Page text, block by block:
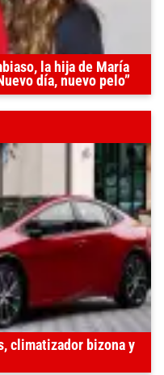
la hija de María
día, nuevo pelo”
climatizador bizona y